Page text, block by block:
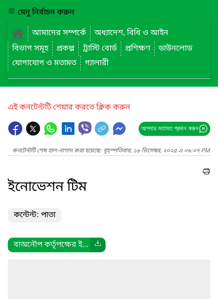
মেনু নির্বাচন করুন
আমাদের সম্পর্কে
অধ্যাদেশ, বিধি ও আইন
বিভাগ সমূহ
প্রকল্প ট্রাস্টি বোর্ড প্রশিক্ষণ
ডাউনলোড
যোগাযোগ ও মতামত
গ্যালারী
এই কনটেন্টটি শেয়ার করতে ক্লিক করুন
আপনার মতামত প্রদান করুন
কনটেন্টটি শেষ হাল-নাগাদ করা হয়েছে: বৃহস্পতিবার, ১৮ ডিসেম্বর, ২০২৫ এ ০৬:০৭ PM
ইনোভেশন টিম
কন্টেন্ট: পাতা
বাঅনৌপ কর্তৃপক্ষের ই...